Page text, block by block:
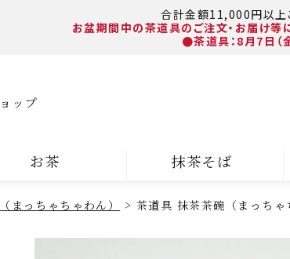
合計金額11,000円以上
お盆期間中の茶道具のご注文・お届け等
●茶道具：8月7日（
ップ
お茶 抹茶そば
まっちゃちゃわん） 茶道具 抹茶茶碗（まっち